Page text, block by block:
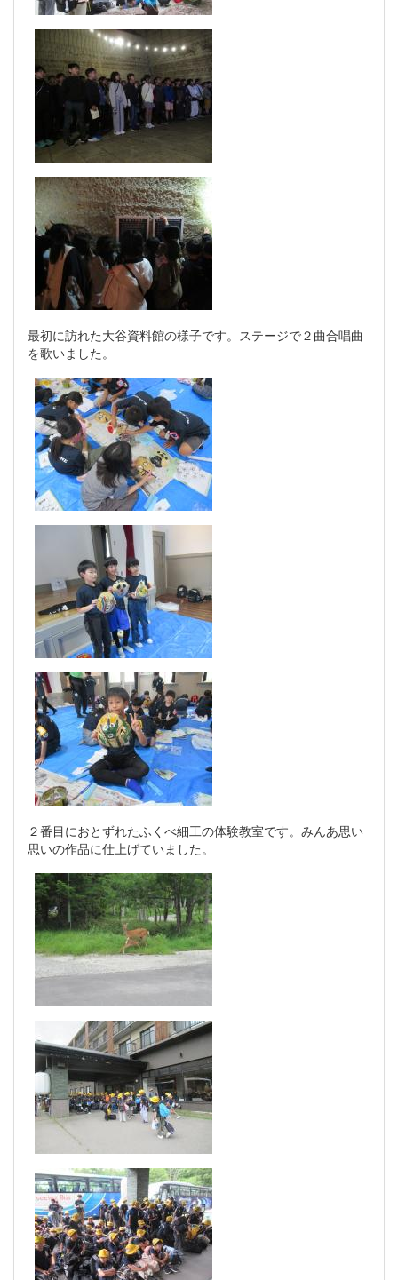
最初に訪れた大谷資料館の様子です。ステージで２曲合唱曲
を歌いました。
２番目におとずれたふくべ細工の体験教室です。みんあ思い
思いの作品に仕上げていました。